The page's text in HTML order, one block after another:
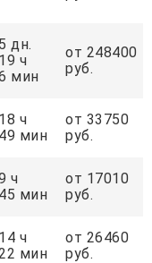
5 дн.
19 ч
мин
от 248400
руб.
18 ч
49 мин
от 33750
руб.
ч
45 мин
от 17010
руб.
14 ч
мин
от 26460
руб.